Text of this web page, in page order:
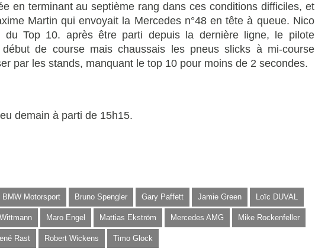
en terminant au septième rang dans ces conditions difficiles, et
Martin qui envoyait la Mercedes n°48 en tête à queue. Nico
du Top 10. après être parti depuis la dernière ligne, le pilote
de course mais chaussais les pneus slicks à mi-course
par les stands, manquant le top 10 pour moins de 2 secondes.
demain à parti de 15h15.
BMW Motorsport Bruno Spengler Gary Paffett Jamie Green Loïc DUVAL
Maro Engel Mattias Ekström Mercedes AMG Mike Rockenfeller
Rast Robert Wickens Timo Glock